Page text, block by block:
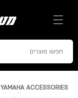
YAMAHA ACCESSORIES